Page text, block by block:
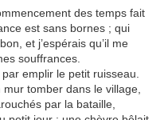
des temps fait
est sans bornes ; qui
et j’espérais qu’il me
souffrances.
emplir le petit ruisseau.
tomber dans le village,
par la bataille,